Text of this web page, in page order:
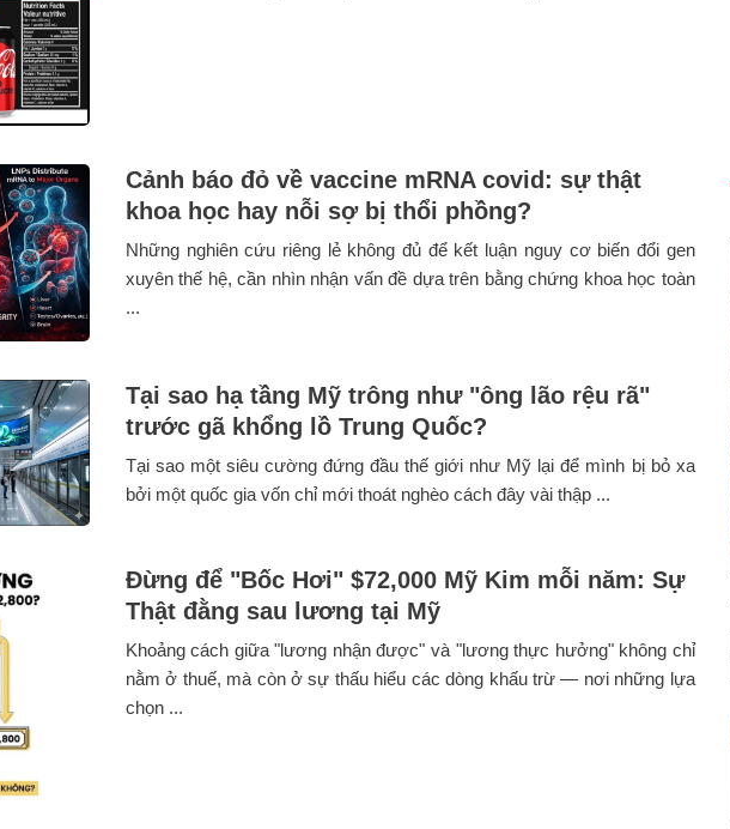
Cảnh báo đỏ về vaccine mRNA covid: sự thật
khoa học hay nỗi sợ bị thổi phồng?
Những nghiên cứu riêng lẻ không đủ để kết luận nguy cơ biến đổi gen
xuyên thế hệ, cần nhìn nhận vấn đề dựa trên bằng chứng khoa học toàn
...
Tại sao hạ tầng Mỹ trông như "ông lão rệu rã"
trước gã khổng lồ Trung Quốc?
Tại sao một siêu cường đứng đầu thế giới như Mỹ lại để mình bị bỏ xa
bởi một quốc gia vốn chỉ mới thoát nghèo cách đây vài thập ...
Đừng để "Bốc Hơi" $72,000 Mỹ Kim mỗi năm: Sự
Thật đằng sau lương tại Mỹ
Khoảng cách giữa "lương nhận được" và "lương thực hưởng" không chỉ
nằm ở thuế, mà còn ở sự thấu hiểu các dòng khấu trừ — nơi những lựa
chọn ...